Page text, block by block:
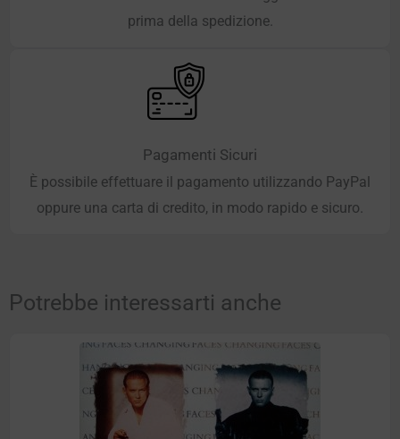
prima della spedizione.
Pagamenti Sicuri
È possibile effettuare il pagamento utilizzando PayPal
oppure una carta di credito, in modo rapido e sicuro.
Potrebbe interessarti anche